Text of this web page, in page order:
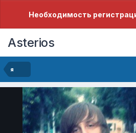
Необходимость
Asterios
я